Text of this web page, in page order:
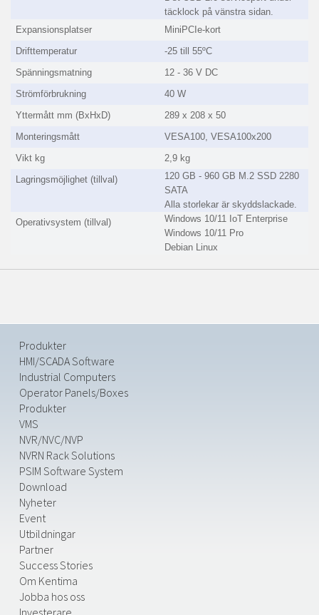
täcklock på vänstra sidan.
Expansionsplatser
MiniPCIe-kort
Drifttemperatur
-25 till 55ºC
Spänningsmatning
12 - 36 V DC
Strömförbrukning
40 W
Yttermått mm (BxHxD)
289 x 208 x 50
Monteringsmått
VESA100, VESA100x200
Vikt kg
2,9 kg
Lagringsmöjlighet (tillval)
120 GB - 960 GB M.2 SSD 2280
SATA
Alla storlekar är skyddslackade.
Operativsystem (tillval)
Windows 10/11 IoT Enterprise
Windows 10/11 Pro
Debian Linux
Produkter
HMI/SCADA Software
Industrial Computers
Operator Panels/Boxes
Produkter
VMS
NVR/NVC/NVP
NVRN Rack Solutions
PSIM Software System
Download
Nyheter
Event
Utbildningar
Partner
Success Stories
Om Kentima
Jobba hos oss